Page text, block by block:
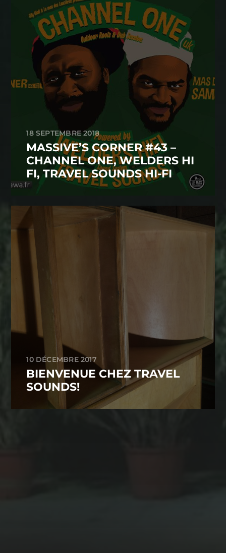
18 SEPTEMBRE 2018
MASSIVE’S CORNER #43 –
CHANNEL ONE, WELDERS HI
FI, TRAVEL SOUNDS HI-FI
10 DÉCEMBRE 2017
BIENVENUE CHEZ TRAVEL
SOUNDS!